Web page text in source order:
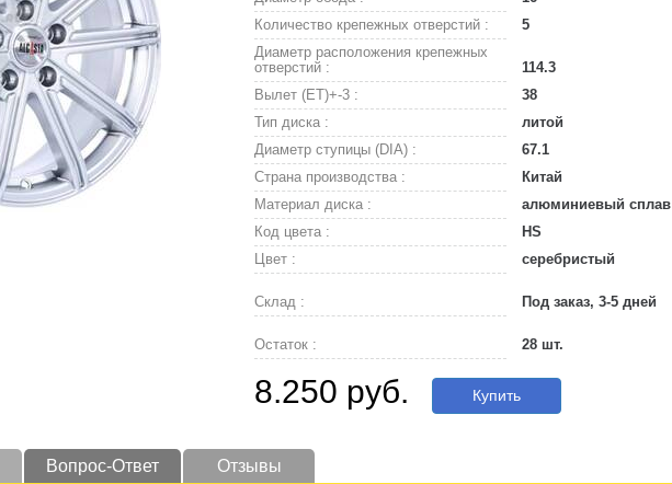
Количество крепежных отверстий :
5
Диаметр расположения крепежных
отверстий :
114.3
Вылет (ET)+-3 :
38
Тип диска :
литой
Диаметр ступицы (DIA) :
67.1
Страна производства :
Китай
Материал диска :
алюминиевый сплав
Код цвета :
HS
Цвет :
серебристый
Склад : Под заказ, 3-5 дней
Остаток : 28 шт.
8.250 руб. Купить
Вопрос-Ответ Отзывы